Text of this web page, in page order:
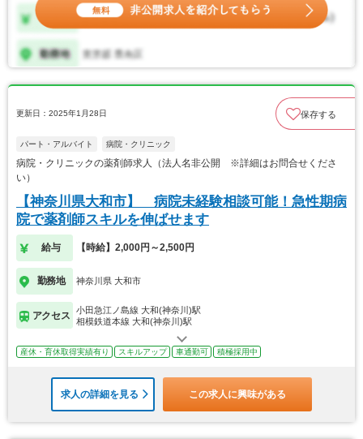
更新日：2025年1月28日 保存する
パート・アルバイト 病院・クリニック
病院・クリニックの薬剤師求人（法人名非公開 ※詳細はお問合せくださ
い）
【神奈川県大和市】 病院未経験相談可能！急性期病
院で薬剤師スキルを伸ばせます
給与 【時給】2,000円～2,500円
勤務地 神奈川県 大和市
アクセス
小田急江ノ島線 大和(神奈川)駅
相模鉄道本線 大和(神奈川)駅
産休・育休取得実績有り スキルアップ 車通勤可 積極採用中
求人の詳細を見る この求人に興味がある